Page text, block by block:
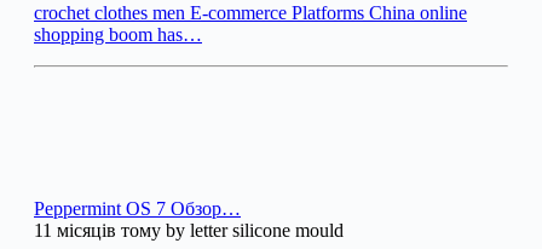
crochet clothes men E-commerce Platforms China online
shopping boom has…
Peppermint OS 7 Обзор…
11 місяців тому by letter silicone mould